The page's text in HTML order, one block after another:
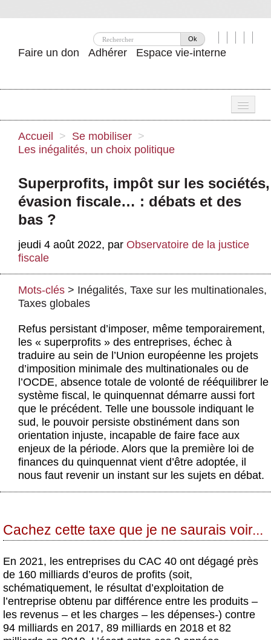
Ok
Faire un don Adhérer Espace vie-interne
Attac ?
Nos idées
Se mobiliser
Publications
Agenda
Actus et médias
Boutique
Accueil > Se mobiliser >
Les inégalités, un choix politique
Superprofits, impôt sur les sociétés,
évasion fiscale… : débats et des
bas ?
jeudi 4 août 2022, par Observatoire de la justice
fiscale
Mots-clés > Inégalités, Taxe sur les multinationales,
Taxes globales
Refus persistant d’imposer, même temporairement,
les « superprofits » des entreprises, échec à
traduire au sein de l’Union européenne les projets
d’imposition minimale des multinationales ou de
l’OCDE, absence totale de volonté de rééquilibrer le
système fiscal, le quinquennat démarre aussi fort
que le précédent. Telle une boussole indiquant le
sud, le pouvoir persiste obstinément dans son
orientation injuste, incapable de faire face aux
enjeux de la période. Alors que la première loi de
finances du quinquennat vient d’être adoptée, il
nous faut revenir un instant sur les sujets en débat.
Cachez cette taxe que je ne saurais voir...
En 2021, les entreprises du CAC 40 ont dégagé près
de 160 milliards d’euros de profits (soit,
schématiquement, le résultat d’exploitation de
l’entreprise obtenu par différence entre les produits –
les revenus – et les charges – les dépenses-) contre
94 milliards en 2017, 89 milliards en 2018 et 82